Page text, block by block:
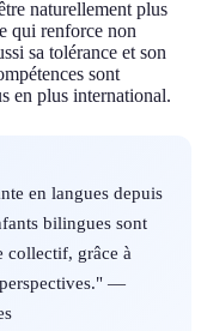
naturellement plus
qui renforce non
sa tolérance et son
sont
en plus international.
en langues depuis
bilingues sont
collectif, grâce à
—